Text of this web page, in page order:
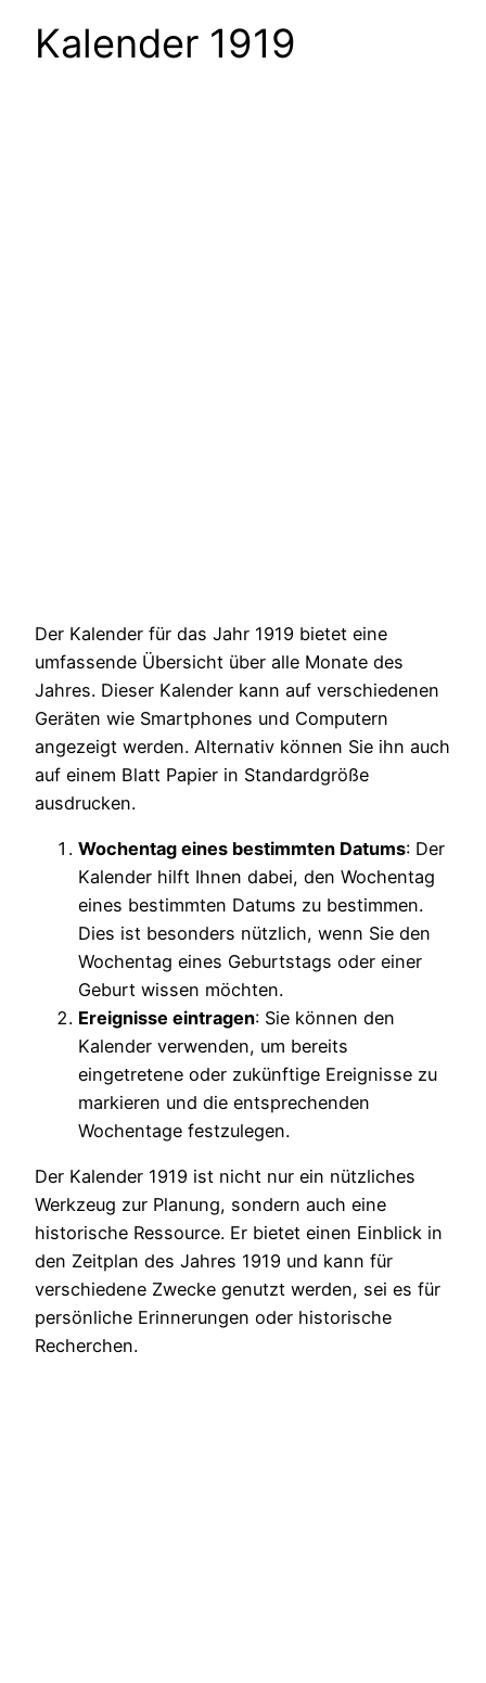
Kalender 1919
Der Kalender für das Jahr 1919 bietet eine
umfassende Übersicht über alle Monate des
Jahres. Dieser Kalender kann auf verschiedenen
Geräten wie Smartphones und Computern
angezeigt werden. Alternativ können Sie ihn auch
auf einem Blatt Papier in Standardgröße
ausdrucken.
Wochentag eines bestimmten Datums: Der
Kalender hilft Ihnen dabei, den Wochentag
eines bestimmten Datums zu bestimmen.
Dies ist besonders nützlich, wenn Sie den
Wochentag eines Geburtstags oder einer
Geburt wissen möchten.
Ereignisse eintragen: Sie können den
Kalender verwenden, um bereits
eingetretene oder zukünftige Ereignisse zu
markieren und die entsprechenden
Wochentage festzulegen.
Der Kalender 1919 ist nicht nur ein nützliches
Werkzeug zur Planung, sondern auch eine
historische Ressource. Er bietet einen Einblick in
den Zeitplan des Jahres 1919 und kann für
verschiedene Zwecke genutzt werden, sei es für
persönliche Erinnerungen oder historische
Recherchen.